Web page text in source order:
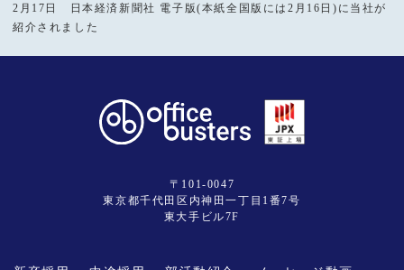
2月17日 日本経済新聞社 電子版(本紙全国版には2月16日)に当社が
紹介されました
〒101-0047
東京都千代田区内神田一丁目1番7号
東大手ビル7F